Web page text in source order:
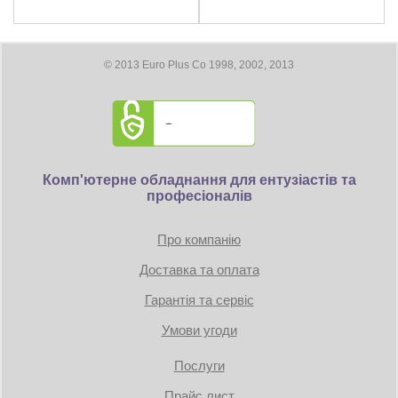
Длина видеокарты 280 мм
Требование к блоку питания:
© 2013 Euro Plus Co 1998, 2002, 2013
Комп'ютерне обладнання для ентузіастів та
професіоналів
Про компанію
Доставка та оплата
Гарантія та сервіс
Умови угоди
Послуги